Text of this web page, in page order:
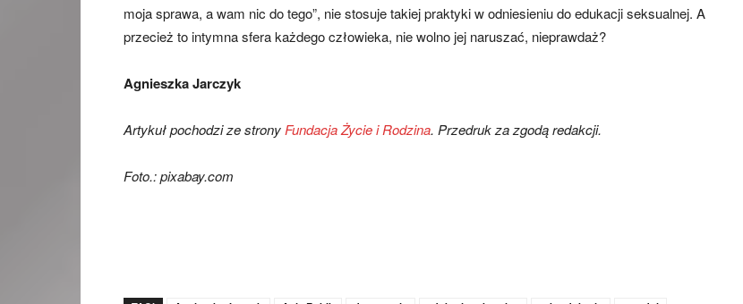
moja sprawa, a wam nic do tego”, nie stosuje takiej praktyki w odniesieniu do edukacji seksualnej. A
przecież to intymna sfera każdego człowieka, nie wolno jej naruszać, nieprawdaż?
Agnieszka Jarczyk
Artykuł pochodzi ze strony Fundacja Życie i Rodzina. Przedruk za zgodą redakcji.
Foto.: pixabay.com